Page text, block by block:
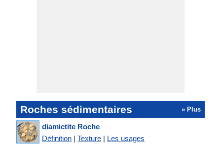
Roches sédimentaires » Plus
diamictite Roche
Définition | Texture | Les usages